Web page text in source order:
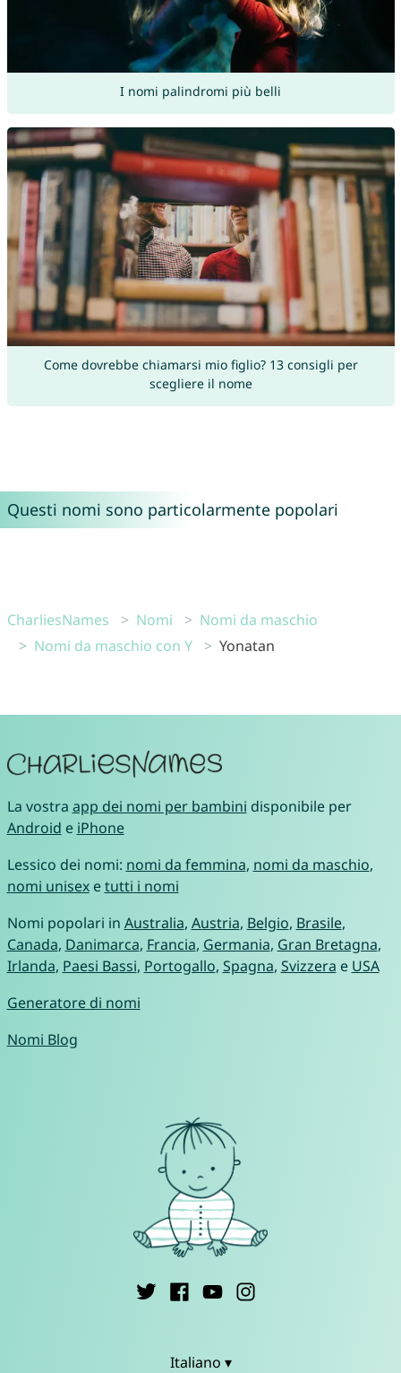
I nomi palindromi più belli
Come dovrebbe chiamarsi mio figlio? 13 consigli per
scegliere il nome
Questi nomi sono particolarmente popolari
CharliesNames Nomi
Nomi da maschio
Nomi da maschio con Y
Yonatan
La vostra app dei nomi per bambini disponibile per
Android e iPhone
Lessico dei nomi: nomi da femmina, nomi da maschio,
nomi unisexetutti i nomi
Nomi popolari in Australia, Austria, Belgio, Brasile,
Canada, Danimarca, Francia, Germania, Gran Bretagna,
Irlanda, Paesi Bassi, Portogallo, Spagna, Svizzera e USA
Generatore di nomi
Nomi Blog
Italiano ▾